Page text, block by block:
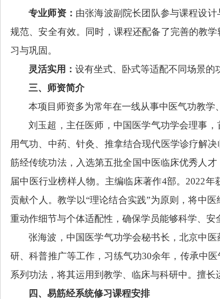
专业师资： 由张海波副院长团队参与课程设计
规范、安全有效。
同时，课程还配备了完善的教
习与巩固。
灵活实用： 设有坐式、卧式等适配不同场景
三、 师资简介
本项目师资多为常年在一线从事中医气功教学
刘玉超，主任医师， 中国医学气功学会理事，
用气功、中药、针灸、推拿结合现代医学诊疗解
筋经传统功法， 入选第五批全国中医临床优秀人
届中医行业榜样人物。主编临床著作4部。2022
贡献个人。教学以“理论结合实践”为原则，将中
重动作细节与个体适配性，确保学员能够科学、安
张海波，中国医学气功学会秘书长，北京中
研、科普推广等工作，习练气功30余年，传承中
系列功法，将其运用到教学、临床与科研中。擅长
四、 易筋经系统修习课程安排